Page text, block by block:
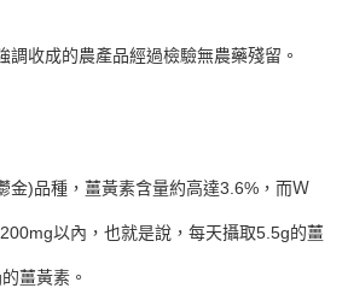
調收成的農產品經過檢驗無農藥殘留。
)品種，薑黃素含量約高達3.6%，而Ｗ
以內，也就是說，每天攝取5.5g的薑
薑黃素。